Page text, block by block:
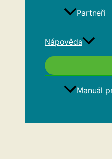
Partneři
Nápověda
Manuál